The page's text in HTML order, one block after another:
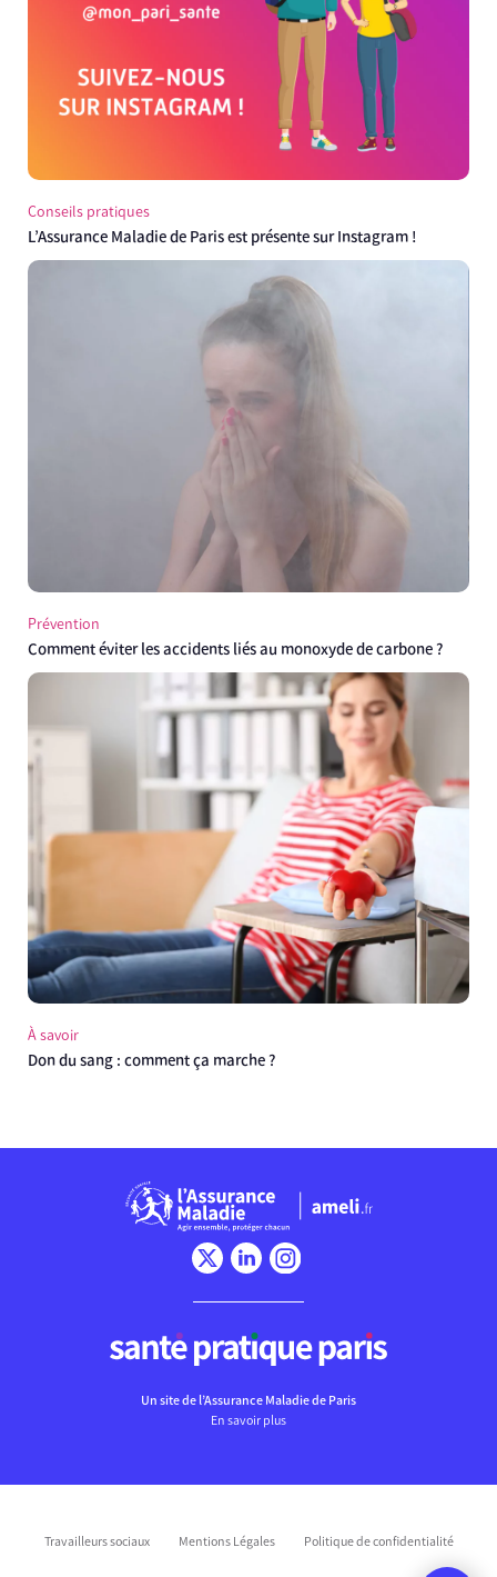
Conseils pratiques
L’Assurance Maladie de Paris est présente sur Instagram !
Prévention
Comment éviter les accidents liés au monoxyde de carbone ?
À savoir
Don du sang : comment ça marche ?
Un site de l’Assurance Maladie de Paris
En savoir plus
Travailleurs sociaux Mentions Légales Politique de confidentialité